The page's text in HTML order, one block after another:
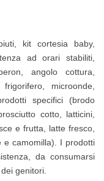
kit cortesia baby,
ad orari stabiliti,
angolo cottura,
microonde,
specifici (brodo
cotto, latticini,
e frutta, latte fresco,
e camomilla). I prodotti
da consumarsi
genitori.